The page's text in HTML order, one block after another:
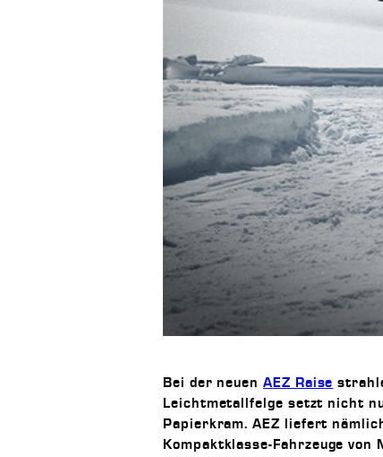
Bei der neuenAEZ Raise
Leichtmetallfelge setzt nicht
Papierkram. AEZ liefert
Kompaktklasse-Fahrzeuge